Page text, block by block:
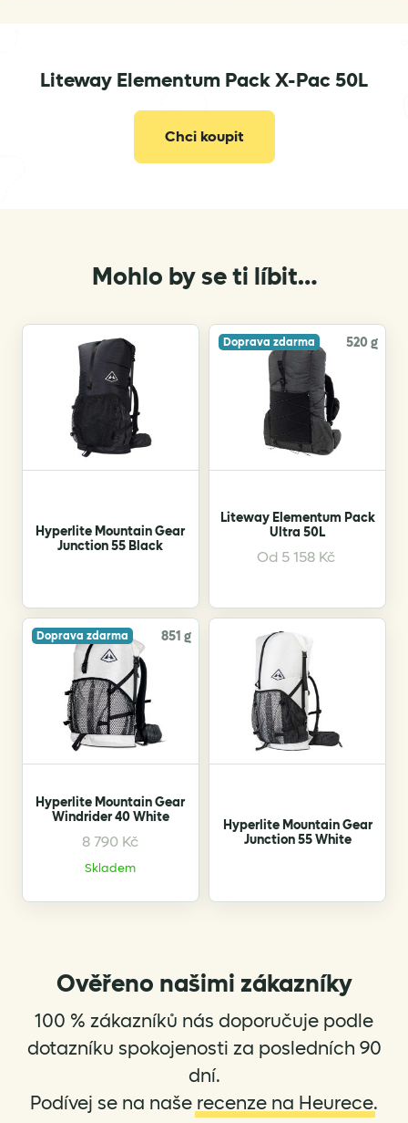
Liteway Elementum Pack X-Pac 50L
Chci koupit
Mohlo by se ti líbit…
Hyperlite Mountain Gear
Junction 55 Black
Doprava zdarma 520 g
Liteway Elementum Pack
Ultra 50L
Od 5 158 Kč
This
multiple
variants.
The
options
may
be
chosen
on
page
Doprava zdarma 851 g
Hyperlite Mountain Gear
Windrider 40 White
8 790 Kč
Skladem
This
product
multiple
options
may
be
chosen
on
product
Hyperlite Mountain Gear
Junction 55 White
Ověřeno našimi zákazníky
100 % zákazníků nás doporučuje podle
dotazníku spokojenosti za posledních 90
dní.
Podívej se na naše recenze na Heurece.